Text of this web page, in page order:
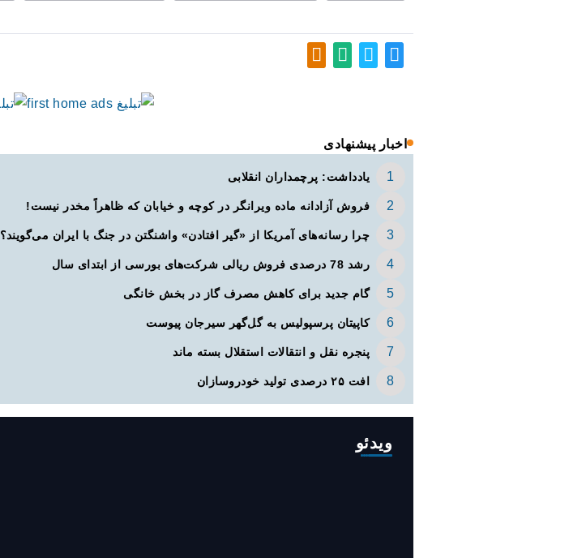
اخبار پیشنهادی
یادداشت: پرچمداران انقلابی
فروش آزادانه ماده ویرانگر در کوچه و خیابان که ظاهراً مخدر نیست!
چرا رسانه‌های آمریکا از «گیر افتادن» واشنگتن در جنگ با ایران می‌گویند؟
رشد 78 درصدی فروش ریالی شرکت‌های بورسی از ابتدای سال
گام جدید برای کاهش مصرف گاز در بخش خانگی
کاپیتان پرسپولیس به گل‌گهر سیرجان پیوست
پنجره‌ نقل و انتقالات استقلال بسته ماند
افت ۲۵ درصدی تولید خودروسازان
ویدئو